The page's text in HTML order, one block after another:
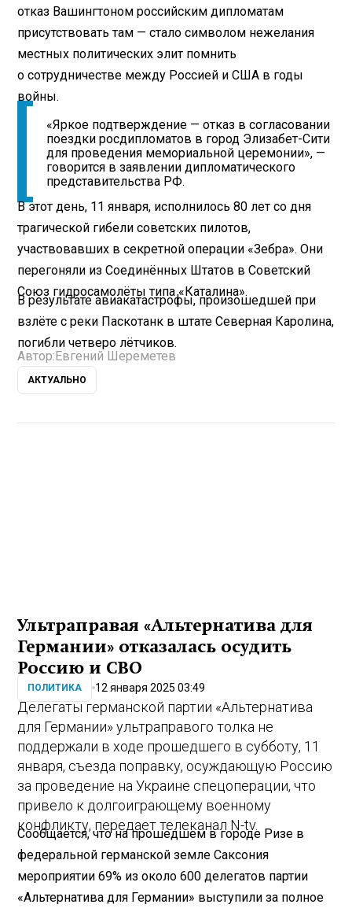
отказ Вашингтоном российским дипломатам
присутствовать там — стало символом нежелания
местных политических элит помнить
о сотрудничестве между Россией и США в годы
войны.
«Яркое подтверждение — отказ в согласовании
поездки росдипломатов в город Элизабет-Сити
для проведения мемориальной церемонии», —
говорится в заявлении дипломатического
представительства РФ.
В этот день, 11 января, исполнилось 80 лет со дня
трагической гибели советских пилотов,
участвовавших в секретной операции «Зебра». Они
перегоняли из Соединённых Штатов в Советский
Союз гидросамолёты типа «Каталина».
В результате авиакатастрофы, произошедшей при
взлёте с реки Паскотанк в штате Северная Каролина,
погибли четверо лётчиков.
Автор: Евгений Шереметев
АКТУАЛЬНО
Ультраправая «Альтернатива для
Германии» отказалась осудить
Россию и СВО
ПОЛИТИКА 12 января 2025 03:49
Делегаты германской партии «Альтернатива
для Германии» ультраправого толка не
поддержали в ходе прошедшего в субботу, 11
января, съезда поправку, осуждающую Россию
за проведение на Украине спецоперации, что
привело к долгоиграющему военному
конфликту, передает телеканал N-tv.
Сообщается, что на прошедшем в городе Ризе в
федеральной германской земле Саксония
мероприятии 69% из около 600 делегатов партии
«Альтернатива для Германии» выступили за полное